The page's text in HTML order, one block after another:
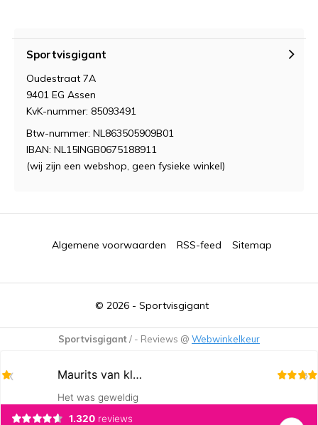
Sportvisgigant
Oudestraat 7A
9401 EG Assen
KvK-nummer: 85093491
Btw-nummer: NL863505909B01
IBAN: NL15INGB0675188911
(wij zijn een webshop, geen fysieke winkel)
© 2026 - Sportvisgigant
Algemene voorwaarden RSS-feed Sitemap
Sportvisgigant/ - Reviews @ Webwinkelkeur